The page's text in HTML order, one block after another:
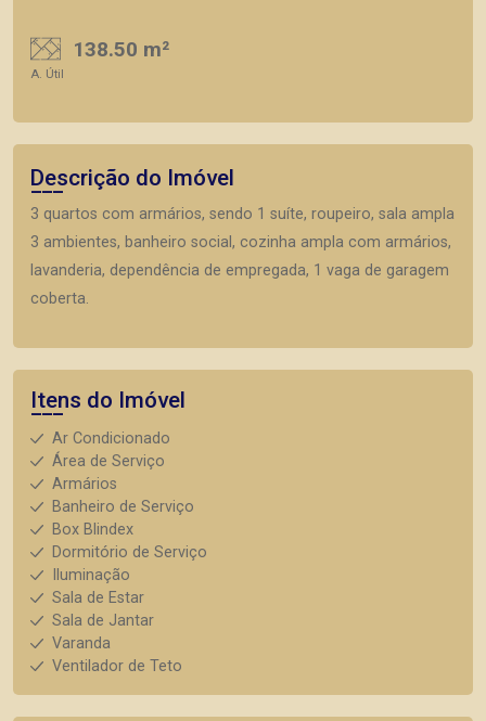
138.50 m²
A. Útil
Descrição do Imóvel
3 quartos com armários, sendo 1 suíte, roupeiro, sala ampla
3 ambientes, banheiro social, cozinha ampla com armários,
lavanderia, dependência de empregada, 1 vaga de garagem
coberta.
Itens do Imóvel
Ar Condicionado
Área de Serviço
Armários
Banheiro de Serviço
Box Blindex
Dormitório de Serviço
Iluminação
Sala de Estar
Sala de Jantar
Varanda
Ventilador de Teto